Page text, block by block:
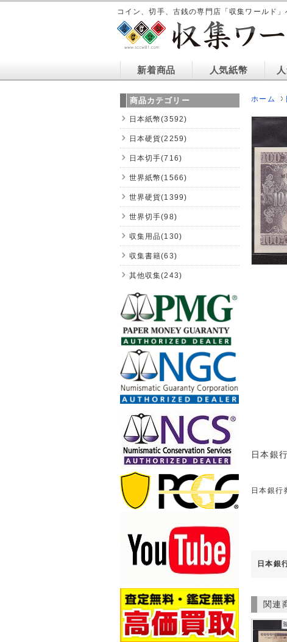
コイン、切手、古銭の専門店「収集ワールド」
新着商品 人気紙幣
ホーム
日本銀
日本銀行
日本銀
関連
商品カテゴリー
日本紙幣(3592)
日本硬貨(2259)
日本切手(716)
世界紙幣(1566)
世界硬貨(1399)
世界切手(98)
収集用品(130)
収集書籍(63)
其他収集(243)